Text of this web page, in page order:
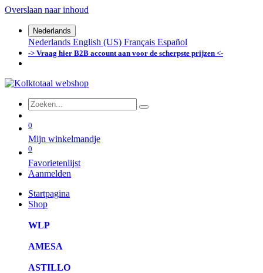
Overslaan naar inhoud
Nederlands
Nederlands English (US) Français Español
-> Vraag hier B2B account aan voor de scherpste prijzen <-
0
Mijn winkelmandje
0
Favorietenlijst
Aanmelden
Startpagina
Shop
WLP
AMESA
ASTILLO